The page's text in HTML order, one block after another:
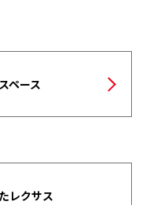
レクサス
ペース